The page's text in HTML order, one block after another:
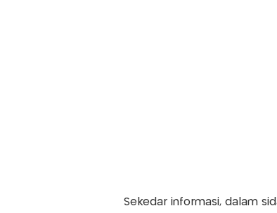
Sekedar informasi, dalam